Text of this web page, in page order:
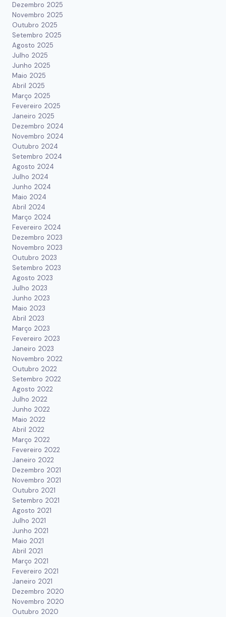
Dezembro 2025
Novembro 2025
Outubro 2025
Setembro 2025
Agosto 2025
Julho 2025
Junho 2025
Maio 2025
Abril 2025
Março 2025
Fevereiro 2025
Janeiro 2025
Dezembro 2024
Novembro 2024
Outubro 2024
Setembro 2024
Agosto 2024
Julho 2024
Junho 2024
Maio 2024
Abril 2024
Março 2024
Fevereiro 2024
Dezembro 2023
Novembro 2023
Outubro 2023
Setembro 2023
Agosto 2023
Julho 2023
Junho 2023
Maio 2023
Abril 2023
Março 2023
Fevereiro 2023
Janeiro 2023
Novembro 2022
Outubro 2022
Setembro 2022
Agosto 2022
Julho 2022
Junho 2022
Maio 2022
Abril 2022
Março 2022
Fevereiro 2022
Janeiro 2022
Dezembro 2021
Novembro 2021
Outubro 2021
Setembro 2021
Agosto 2021
Julho 2021
Junho 2021
Maio 2021
Abril 2021
Março 2021
Fevereiro 2021
Janeiro 2021
Dezembro 2020
Novembro 2020
Outubro 2020